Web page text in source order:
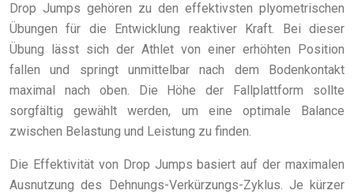
Drop Jumps gehören zu den effektivsten plyometrischen
Übungen für die Entwicklung reaktiver Kraft. Bei dieser
Übung lässt sich der Athlet von einer erhöhten Position
fallen und springt unmittelbar nach dem Bodenkontakt
maximal nach oben. Die Höhe der Fallplattform sollte
sorgfältig gewählt werden, um eine optimale Balance
zwischen Belastung und Leistung zu finden.
Die Effektivität von Drop Jumps basiert auf der maximalen
Ausnutzung des Dehnungs-Verkürzungs-Zyklus. Je kürzer